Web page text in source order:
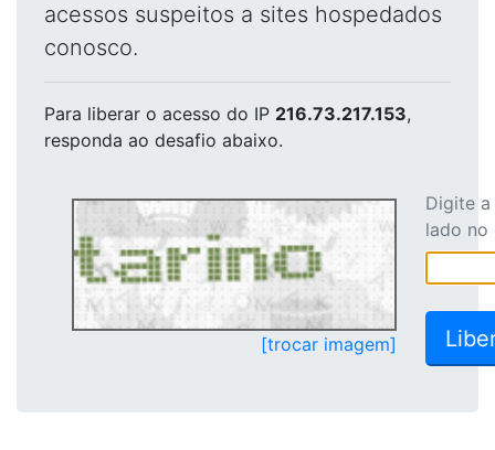
acessos suspeitos a sites hospedados
conosco.
Para liberar o acesso do IP 216.73.217.153,
responda ao desafio abaixo.
[trocar imagem]
Digite
lado no